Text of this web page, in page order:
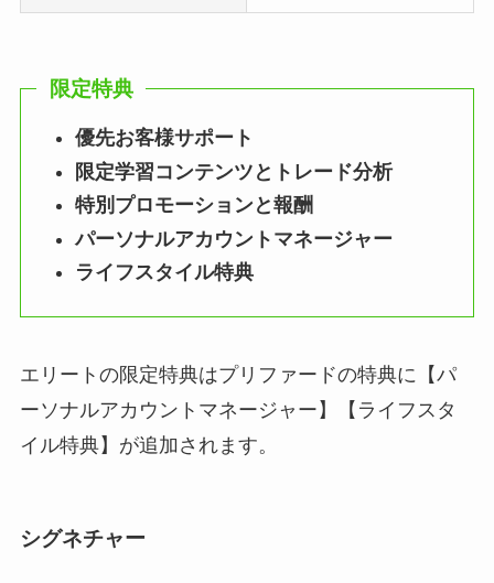
限定特典
優先お客様サポート
限定学習コンテンツとトレード分析
特別プロモーションと報酬
パーソナルアカウントマネージャー
ライフスタイル特典
エリートの限定特典はプリファードの特典に【パ
ーソナルアカウントマネージャー】【ライフスタ
イル特典】が追加されます。
シグネチャー